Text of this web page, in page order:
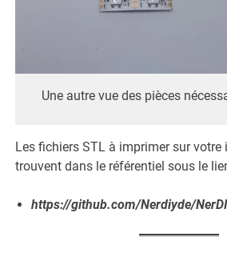
Une autre vue des pièces
Les fichiers STL à imprimer sur votre
trouvent dans le référentiel sous le
https://github.com/Nerdiyde/